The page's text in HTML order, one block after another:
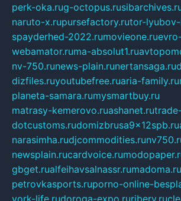
perk-oka.rug-octopus.ru
naruto-x.rupursefactory.rutor-
spayderhed-2022.rumovieone.ru
webamator.ruma-absolut1.ru
nv-750.runews-plain.runertansaga.ru
dizfiles.ruyoutubefree.ruaria-family.ru
planeta-samara.rumysmartbuy.ru
matrasy-kemerovo.ruashanet.ru
dotcustoms.rudomizbrusa9x12spb.ru
narasimha.rudjcommodities.ru
newsplain.rucardvoice.ru
gbget.rualfeihavsalnassr.rumadoma.ru
petrovkasports.ruporno-online-
york-life.rudoroga-expo.ruribery.ru